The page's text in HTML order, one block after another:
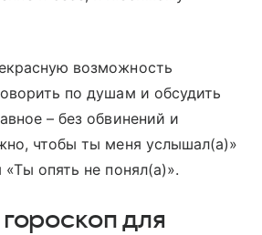
возможность
по душам и обсудить
– без обвинений и
чтобы ты меня услышал(а)»
опять не понял(а)».
для